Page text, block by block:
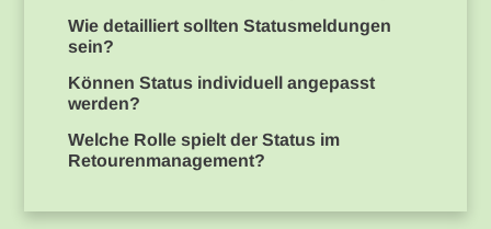
Wie detailliert sollten Statusmeldungen
sein?
Können Status individuell angepasst
werden?
Welche Rolle spielt der Status im
Retourenmanagement?